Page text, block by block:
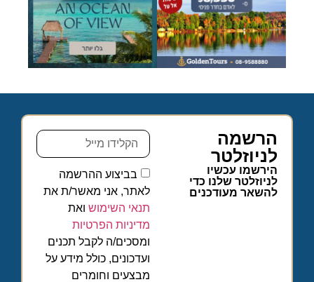
הרשמה
לניוזלטר
הירשמו עכשיו
לניוזלטר שלנו כדי
להשאר מעודכנים
בביצוע ההרשמה
לאתר, אני מאשר/ת את
תנאי השימוש ואת
מדיניות הפרטיות
ומסכים/ה לקבל תכנים
ועדכונים, כולל מידע על
מבצעים וחומרים